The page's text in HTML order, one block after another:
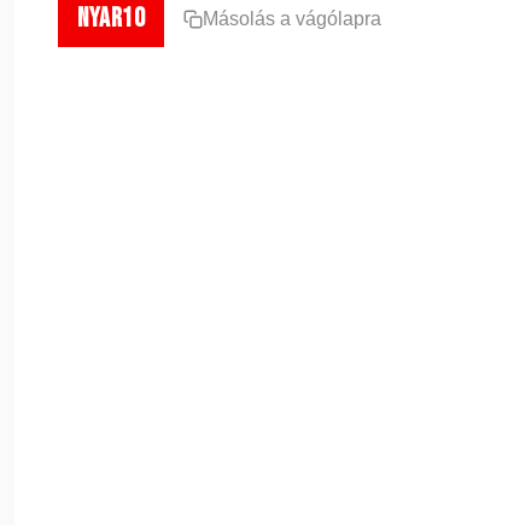
nyar10 Másolás a vágólapra